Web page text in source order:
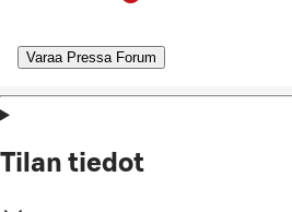
Varaa Pressa Forum
Tilan tiedot